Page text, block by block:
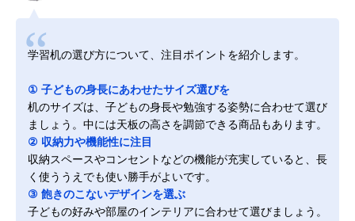
学習机の選び方について、注目ポイントを紹介します。
① 子どもの身長にあわせたサイズ選びを
机のサイズは、子どもの身長や勉強する姿勢に合わせて選び
ましょう。中には天板の高さを調節できる商品もあります。
② 収納力や機能性に注目
収納スペースやコンセントなどの機能が充実していると、長
く使ううえでも使い勝手がよいです。
③ 飽きのこないデザインを選ぶ
子どもの好みや部屋のインテリアに合わせて選びましょう。